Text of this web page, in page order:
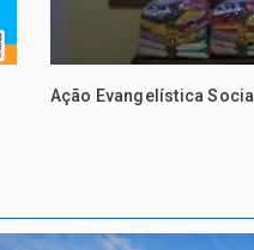
Ação Evangelística Social